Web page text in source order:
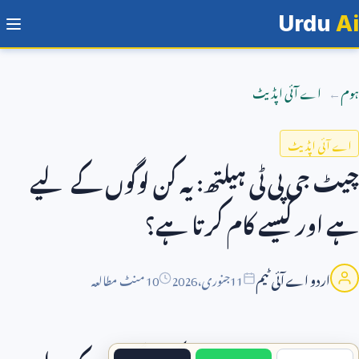
Urdu Ai
ہوم اے آئی اپڈیٹ
اے آئی اپڈیٹ
چیٹ جی پی ٹی ہیلتھ: یہ کن لوگوں کے لیے
ہے اور کیسے کام کرتا ہے؟
اردو اے آئی ٹیم 11جنوری،2026 10 منٹ مطالعہ